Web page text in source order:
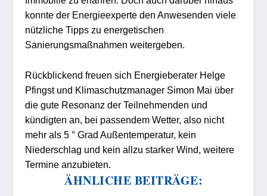
konnte der Energieexperte den Anwesenden viele
nützliche Tipps zu energetischen
Sanierungsmaßnahmen weitergeben.
Rückblickend freuen sich Energieberater Helge
Pfingst und Klimaschutzmanager Simon Mai über
die gute Resonanz der Teilnehmenden und
kündigten an, bei passendem Wetter, also nicht
mehr als 5 ° Grad Außentemperatur, kein
Niederschlag und kein allzu starker Wind, weitere
Termine anzubieten.
ÄHNLICHE BEITRÄGE: